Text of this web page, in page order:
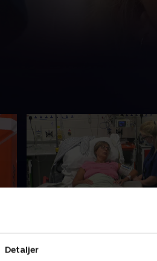
Detaljerdag, da kvinden Wendy